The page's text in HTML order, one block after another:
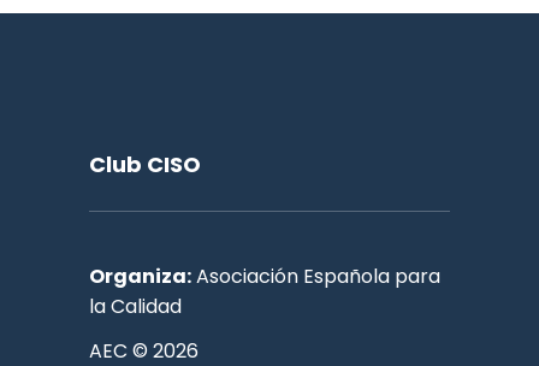
Club CISO
Organiza:Asociación Española para
la Calidad
AEC © 2026